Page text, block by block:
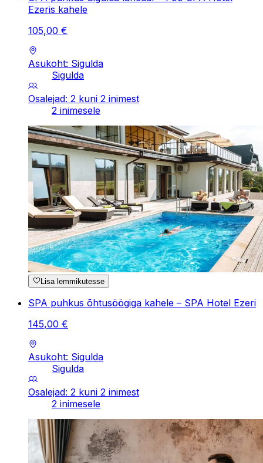
Ezeris kahele
105,00 €
Asukoht: Sigulda
Sigulda
Osalejad: 2 kuni 2 inimest
2 inimesele
Lisa lemmikutesse
SPA puhkus õhtusöögiga kahele – SPA Hotel Ezeri
145,00 €
Asukoht: Sigulda
Sigulda
Osalejad: 2 kuni 2 inimest
2 inimesele